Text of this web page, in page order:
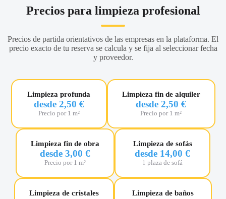
Precios para limpieza profesional
Precios de partida orientativos de las empresas en la plataforma. El
precio exacto de tu reserva se calcula y se fija al seleccionar fecha
y proveedor.
Limpieza profunda
desde 2,50 €
Precio por 1 m²
Limpieza fin de alquiler
desde 2,50 €
Precio por 1 m²
Limpieza fin de obra
desde 3,00 €
Precio por 1 m²
Limpieza de sofás
desde 14,00 €
1 plaza de sofá
Limpieza de cristales Limpieza de baños